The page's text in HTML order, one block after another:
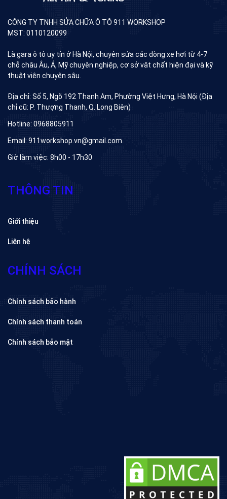
CÔNG TY TNHH SỬA CHỮA Ô TÔ 911 WORKSHOP
MST: 0110120099
Là gara ô tô uy tín ở Hà Nội, chuyên sửa các dòng xe hơi từ 4-7
chỗ châu Âu, Á, Mỹ chuyên nghiệp, cơ sở vât chất hiện đại và kỹ
thuật viên chuyên sâu.
Địa chỉ: Số 5, Ngõ 192 Thanh Am, Phường Việt Hưng, Hà Nội (Địa
chỉ cũ: P. Thượng Thanh, Q. Long Biên)
Hotline: 0968805911
Email: 911workshop.vn@gmail.com
Giờ làm việc: 8h00 - 17h30
THÔNG TIN
Giới thiệu
Liên hệ
CHÍNH SÁCH
Chính sách bảo hành
Chính sách thanh toán
Chính sách bảo mật